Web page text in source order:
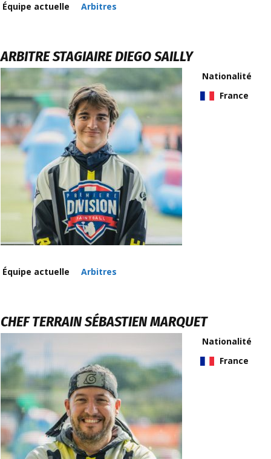
Équipe actuelle Arbitres
ARBITRE STAGIAIREDIEGO SAILLY
Nationalité
France
Équipe actuelle Arbitres
CHEF TERRAINSÉBASTIEN MARQUET
Nationalité
France